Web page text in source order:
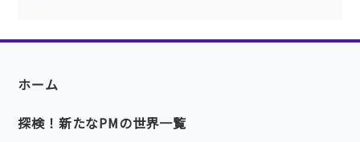
ホーム
探検！新たなPMの世界一覧